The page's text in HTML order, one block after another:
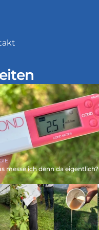
messe ich denn da eigentlich?